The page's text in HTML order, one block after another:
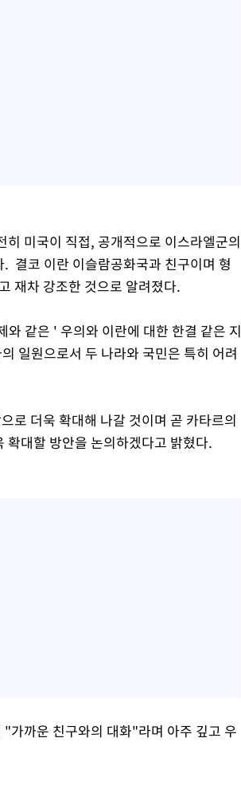
미국이 직접, 공개적으로 이스라엘군의
결코 이란 이슬람공화국과 친구이며 형
재차 강조한 것으로 알려졌다.
같은 ' 우의와 이란에 대한 한결 같은 지
일원으로서 두 나라와 국민은 특히 어려
로 더욱 확대해 나갈 것이며 곧 카타르의
대할 방안을 논의하겠다고 밝혔다.
가까운 친구와의 대화"라며 아주 깊고 우